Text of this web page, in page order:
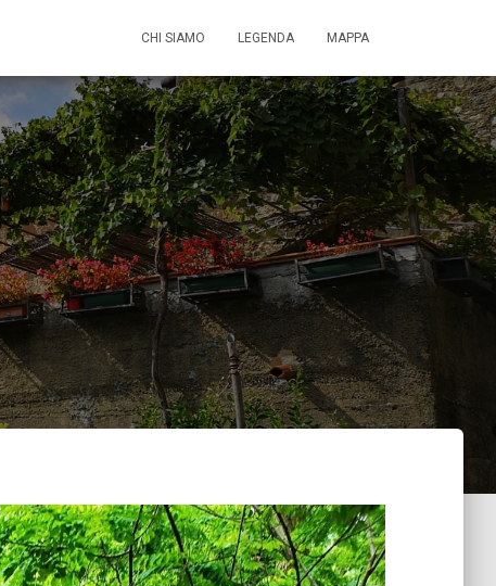
CHI SIAMO LEGENDA MAPPA